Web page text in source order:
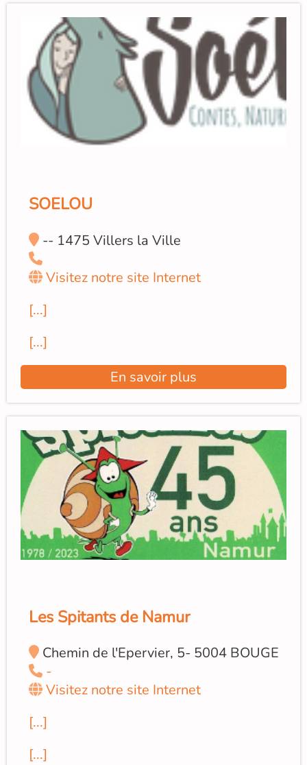
SOELOU
-- 1475 Villers la Ville
Visitez notre site Internet
[...]
[...]
En savoir plus
Les Spitants de Namur
Chemin de l'Epervier, 5- 5004 BOUGE
-
Visitez notre site Internet
[...]
[...]